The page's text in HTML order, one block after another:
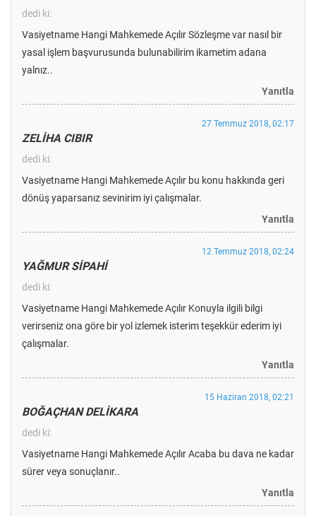
dedi ki:
Vasiyetname Hangi Mahkemede Açılır Sözleşme var nasıl bir
yasal işlem başvurusunda bulunabilirim ikametim adana
yalnız..
Yanıtla
ZELİHA CIBIR
dedi ki:
27 Temmuz 2018, 02:17
Vasiyetname Hangi Mahkemede Açılır bu konu hakkında geri
dönüş yaparsanız sevinirim iyi çalışmalar.
Yanıtla
YAĞMUR SİPAHİ
dedi ki:
12 Temmuz 2018, 02:24
Vasiyetname Hangi Mahkemede Açılır Konuyla ilgili bilgi
verirseniz ona göre bir yol izlemek isterim teşekkür ederim iyi
çalışmalar.
Yanıtla
BOĞAÇHAN DELİKARA
dedi ki:
15 Haziran 2018, 02:21
Vasiyetname Hangi Mahkemede Açılır Acaba bu dava ne kadar
sürer veya sonuçlanır..
Yanıtla